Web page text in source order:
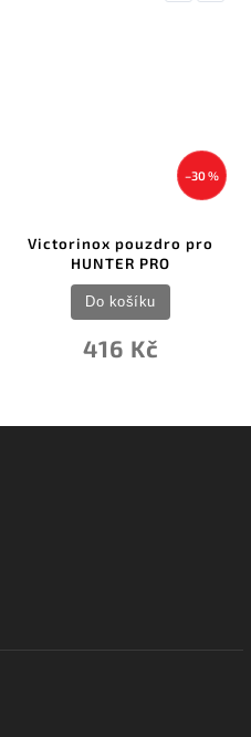
–30 %
Victorinox pouzdro pro
HUNTER PRO
416 Kč
Do košíku